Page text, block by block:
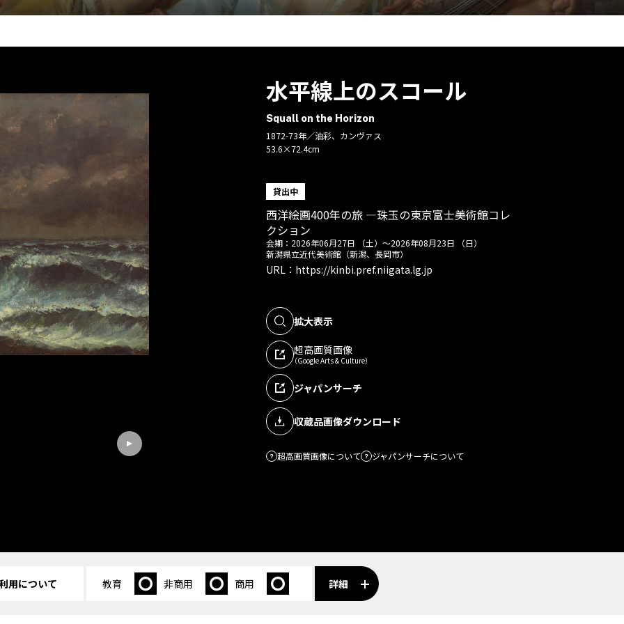
水平線上のスコール
Squall on the Horizon
1872-73年／油彩、カンヴァス
53.6×72.4cm
貸出中
西洋絵画400年の旅 ―珠玉の東京富士美術館コレ
クション
会期： 2026年06月27日 （土） ～2026年08月23日 （日）
新潟県立近代美術館（新潟、長岡市）
URL： https://kinbi.pref.niigata.lg.jp
拡大表示
超高画質画像
（Google Arts & Culture）
ジャパンサーチ
収蔵品画像ダウンロード
超高画質画像について ジャパンサーチについて
用について 教育 非商用 商用 詳細